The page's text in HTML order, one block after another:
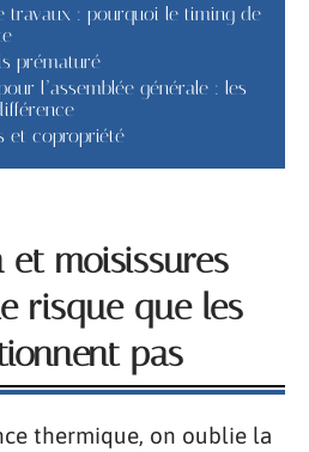
travaux : pourquoi le timing de
prématuré
l’assemblée générale : les
et copropriété
et moisissures
risque que les
pas
thermique, on oublie la